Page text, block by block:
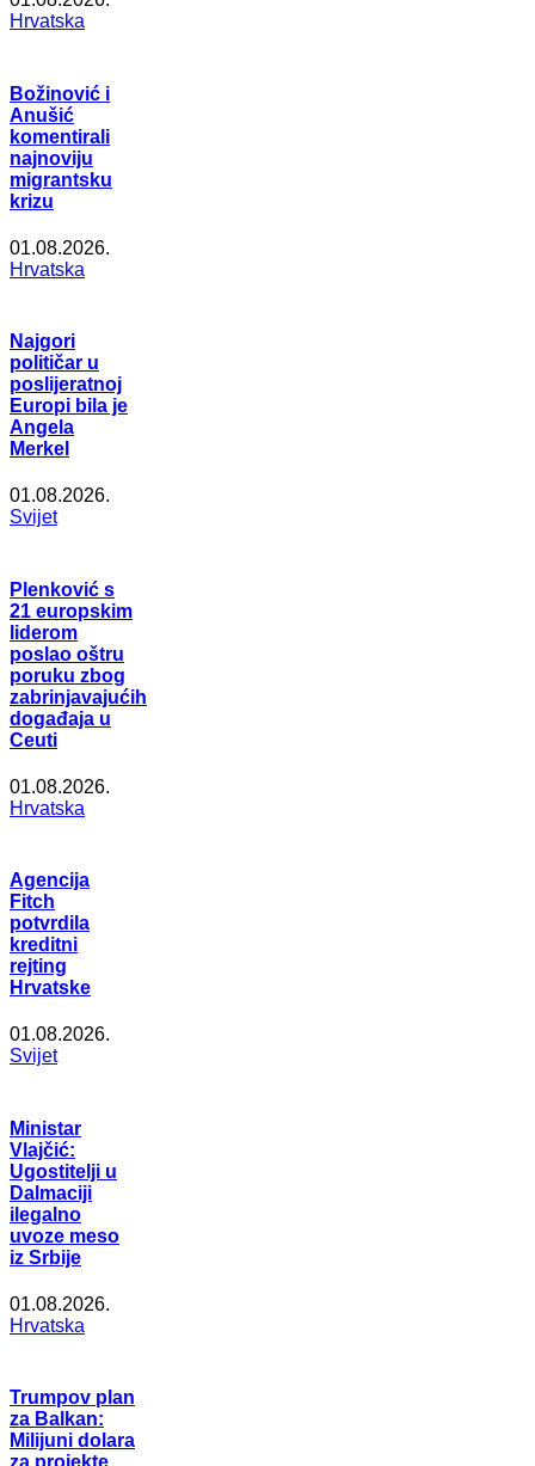
Hrvatska
Božinović i
Anušić
komentirali
najnoviju
migrantsku
krizu
01.08.2026.
Hrvatska
Najgori
političar u
poslijeratnoj
Europi bila je
Angela
Merkel
01.08.2026.
Svijet
Plenković s
21 europskim
liderom
poslao oštru
poruku zbog
zabrinjavajućih
događaja u
Ceuti
01.08.2026.
Hrvatska
Agencija
Fitch
potvrdila
kreditni
rejting
Hrvatske
01.08.2026.
Svijet
Ministar
Vlajčić:
Ugostitelji u
Dalmaciji
ilegalno
uvoze meso
iz Srbije
01.08.2026.
Hrvatska
Trumpov plan
za Balkan:
Milijuni dolara